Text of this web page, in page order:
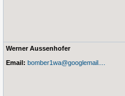
Werner Aussenhofer
Email: bomber1wa@googlemail....